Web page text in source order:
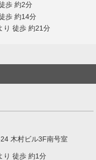
歩 約2分
歩 約14分
り 徒歩 約21分
木村ビル3F南号室
り 徒歩 約1分